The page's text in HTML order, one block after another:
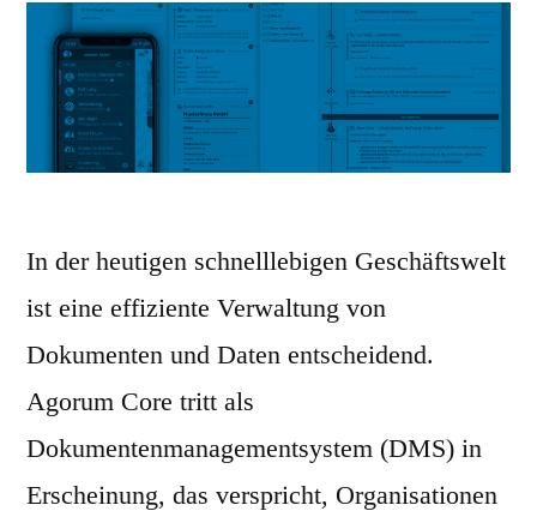
In der heutigen schnelllebigen Geschäftswelt
ist eine effiziente Verwaltung von
Dokumenten und Daten entscheidend.
Agorum Core tritt als
Dokumentenmanagementsystem (DMS) in
Erscheinung, das verspricht, Organisationen